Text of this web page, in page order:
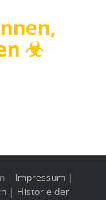
☣
| Impressum |
| Historie der